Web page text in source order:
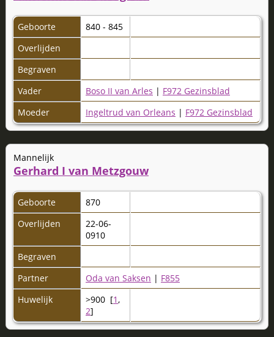
Geboorte
840 - 845
Overlijden
Begraven
Vader
Boso II van Arles | F972 Gezinsblad
Moeder
Ingeltrud van Orleans | F972 Gezinsblad
Mannelijk
Gerhard I van Metzgouw
Geboorte
870
Overlijden
22-06-
0910
Begraven
Partner
Oda van Saksen | F855
Huwelijk
>900 [1,
2]